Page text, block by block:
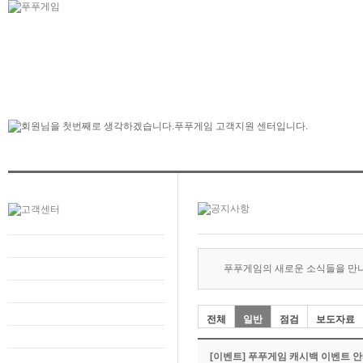
푸푸게임의 새로운 소식들을 만
전체 일반 점검 보도자료
[이벤트] 푸푸게임 캐시백 이벤트